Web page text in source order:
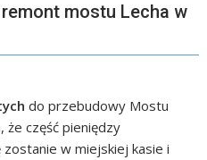
mostu Lecha w
do przebudowy Mostu
że część pieniędzy
w miejskiej kasie i